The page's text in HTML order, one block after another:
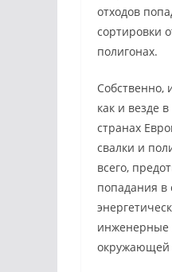
отходов
сортировки
полигонах.
Собственно,
как и везде
странах
свалки и
всего,
попадания в
инженерные
окружающей